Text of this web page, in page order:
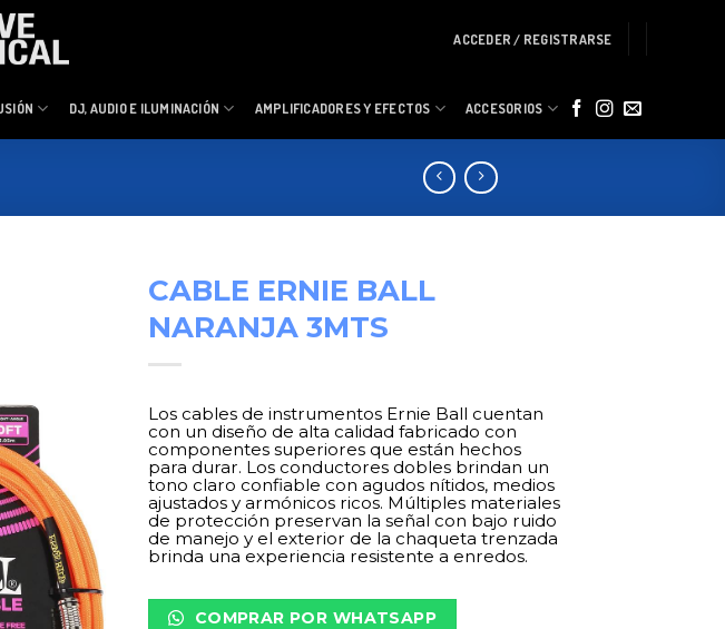
ACCEDER / REGISTRARSE
DJ, AUDIO E ILUMINACIÓN AMPLIFICADORES Y EFECTOS ACCESORIOS
CABLE ERNIE BALL
NARANJA 3MTS
Los cables de instrumentos Ernie Ball cuentan
con un diseño de alta calidad fabricado con
componentes superiores que están hechos
para durar. Los conductores dobles brindan un
tono claro confiable con agudos nítidos, medios
ajustados y armónicos ricos. Múltiples materiales
de protección preservan la señal con bajo ruido
de manejo y el exterior de la chaqueta trenzada
brinda una experiencia resistente a enredos.
COMPRAR POR WHATSAPP